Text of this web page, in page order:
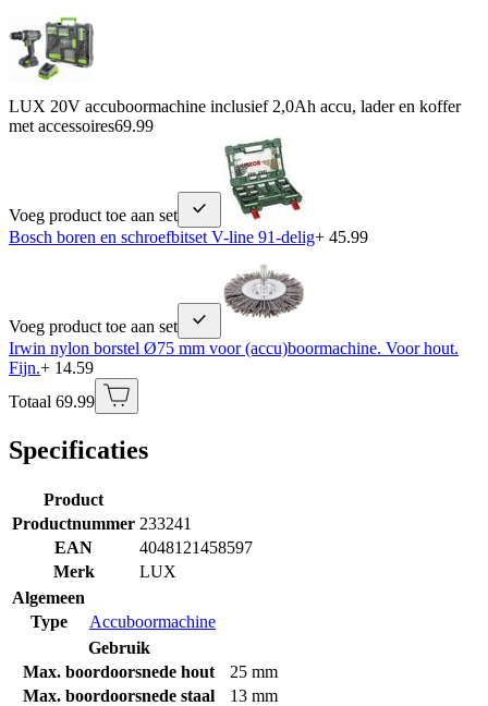
LUX 20V accuboormachine inclusief 2,0Ah accu, lader en koffer
met accessoires69.99
Voeg product toe aan set
Bosch boren en schroefbitset V-line 91-delig+ 45.99
Voeg product toe aan set
Irwin nylon borstel Ø75 mm voor (accu)boormachine. Voor hout.
Fijn.+ 14.59
Totaal 69.99
Specificaties
Product
Productnummer 233241
EAN
4048121458597
Merk
LUX
Algemeen
Type
Accuboormachine
Gebruik
Max. boordoorsnede hout
25 mm
Max. boordoorsnede staal
13 mm